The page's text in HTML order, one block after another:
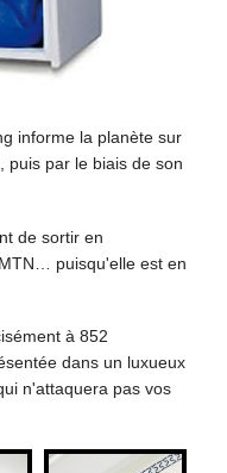
informe la planète sur
puis par le biais de son
de sortir en
puisqu'elle est en
à 852
dans un luxueux
n'attaquera pas vos